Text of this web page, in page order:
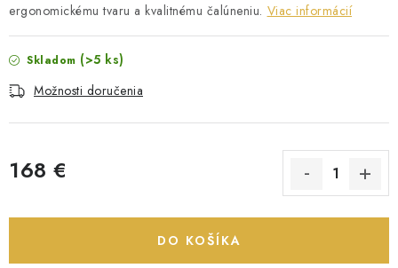
ergonomickému tvaru a kvalitnému čalúneniu. Viac informácií
Skladom (>5 ks)
Možnosti doručenia
168 €
DO KOŠÍKA